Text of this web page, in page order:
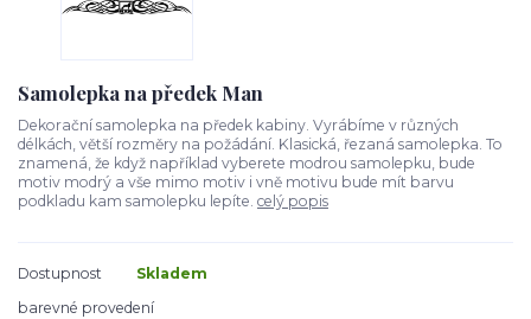
Samolepka na předek Man
Dekorační samolepka na předek kabiny. Vyrábíme v různých
délkách, větší rozměry na požádání. Klasická, řezaná samolepka. To
znamená, že když například vyberete modrou samolepku, bude
motiv modrý a vše mimo motiv i vně motivu bude mít barvu
podkladu kam samolepku lepíte. celý popis
Dostupnost
Skladem
barevné provedení